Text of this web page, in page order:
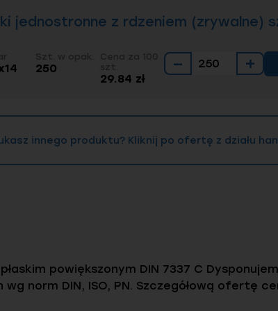
jednostronne z rdzeniem (zrywalne)
250
29.84 zł
− +
innego produktu? Kliknij po ofertę z działu
powiększonym DIN 7337 C
wg norm DIN, ISO, PN. Szczegółową ofertę